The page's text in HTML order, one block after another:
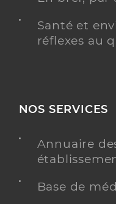
Santé et
réflexes au
NOS SERVICES
Annuaire
Base de